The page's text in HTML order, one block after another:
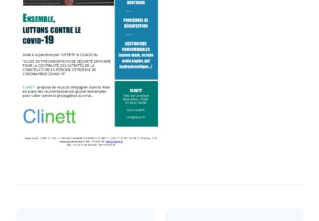
Devis Gratuit